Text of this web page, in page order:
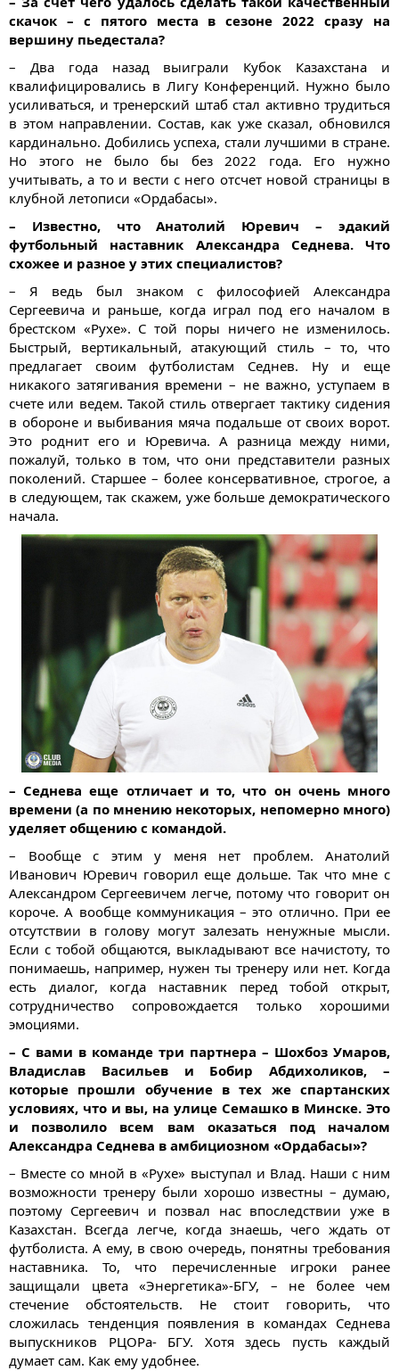
скачок – с пятого места в сезоне 2022 сразу на
вершину пьедестала?
– Два года назад выиграли Кубок Казахстана и
квалифицировались в Лигу Конференций. Нужно было
усиливаться, и тренерский штаб стал активно трудиться
в этом направлении. Состав, как уже сказал, обновился
кардинально. Добились успеха, стали лучшими в стране.
Но этого не было бы без 2022 года. Его нужно
учитывать, а то и вести с него отсчет новой страницы в
клубной летописи «Ордабасы».
– Известно, что Анатолий Юревич – эдакий
футбольный наставник Александра Седнева. Что
схожее и разное у этих специалистов?
– Я ведь был знаком с философией Александра
Сергеевича и раньше, когда играл под его началом в
брестском «Рухе». С той поры ничего не изменилось.
Быстрый, вертикальный, атакующий стиль – то, что
предлагает своим футболистам Седнев. Ну и еще
никакого затягивания времени – не важно, уступаем в
счете или ведем. Такой стиль отвергает тактику сидения
в обороне и выбивания мяча подальше от своих ворот.
Это роднит его и Юревича. А разница между ними,
пожалуй, только в том, что они представители разных
поколений. Старшее – более консервативное, строгое, а
в следующем, так скажем, уже больше демократического
начала.
– Седнева еще отличает и то, что он очень много
времени (а по мнению некоторых, непомерно много)
уделяет общению с командой.
– Вообще с этим у меня нет проблем. Анатолий
Иванович Юревич говорил еще дольше. Так что мне с
Александром Сергеевичем легче, потому что говорит он
короче. А вообще коммуникация – это отлично. При ее
отсутствии в голову могут залезать ненужные мысли.
Если с тобой общаются, выкладывают все начистоту, то
понимаешь, например, нужен ты тренеру или нет. Когда
есть диалог, когда наставник перед тобой открыт,
сотрудничество сопровождается только хорошими
эмоциями.
– С вами в команде три партнера – Шохбоз Умаров,
Владислав Васильев и Бобир Абдихоликов, –
которые прошли обучение в тех же спартанских
условиях, что и вы, на улице Семашко в Минске. Это
и позволило всем вам оказаться под началом
Александра Седнева в амбициозном «Ордабасы»?
– Вместе со мной в «Рухе» выступал и Влад. Наши с ним
возможности тренеру были хорошо известны – думаю,
поэтому Сергеевич и позвал нас впоследствии уже в
Казахстан. Всегда легче, когда знаешь, чего ждать от
футболиста. А ему, в свою очередь, понятны требования
наставника. То, что перечисленные игроки ранее
защищали цвета «Энергетика»-БГУ, – не более чем
стечение обстоятельств. Не стоит говорить, что
сложилась тенденция появления в командах Седнева
выпускников РЦОРа- БГУ. Хотя здесь пусть каждый
думает сам. Как ему удобнее.